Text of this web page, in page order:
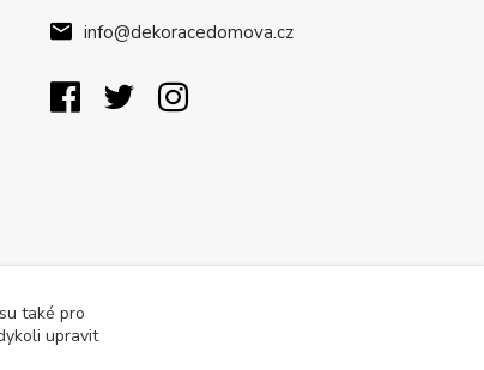
info@dekoracedomova.cz
také pro
upravit